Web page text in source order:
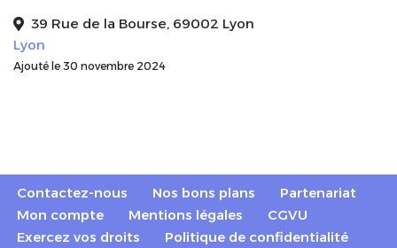
39 Rue de la Bourse, 69002 Lyon
Lyon
Ajouté le 30 novembre 2024
Contactez-nous Nos bons plans
Partenariat
Mon compte
Mentions légales
CGVU
Exercez vos droits
Politique de confidentialité